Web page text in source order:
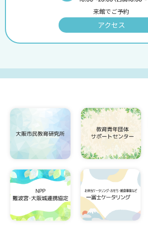
来館でご予約
アクセス